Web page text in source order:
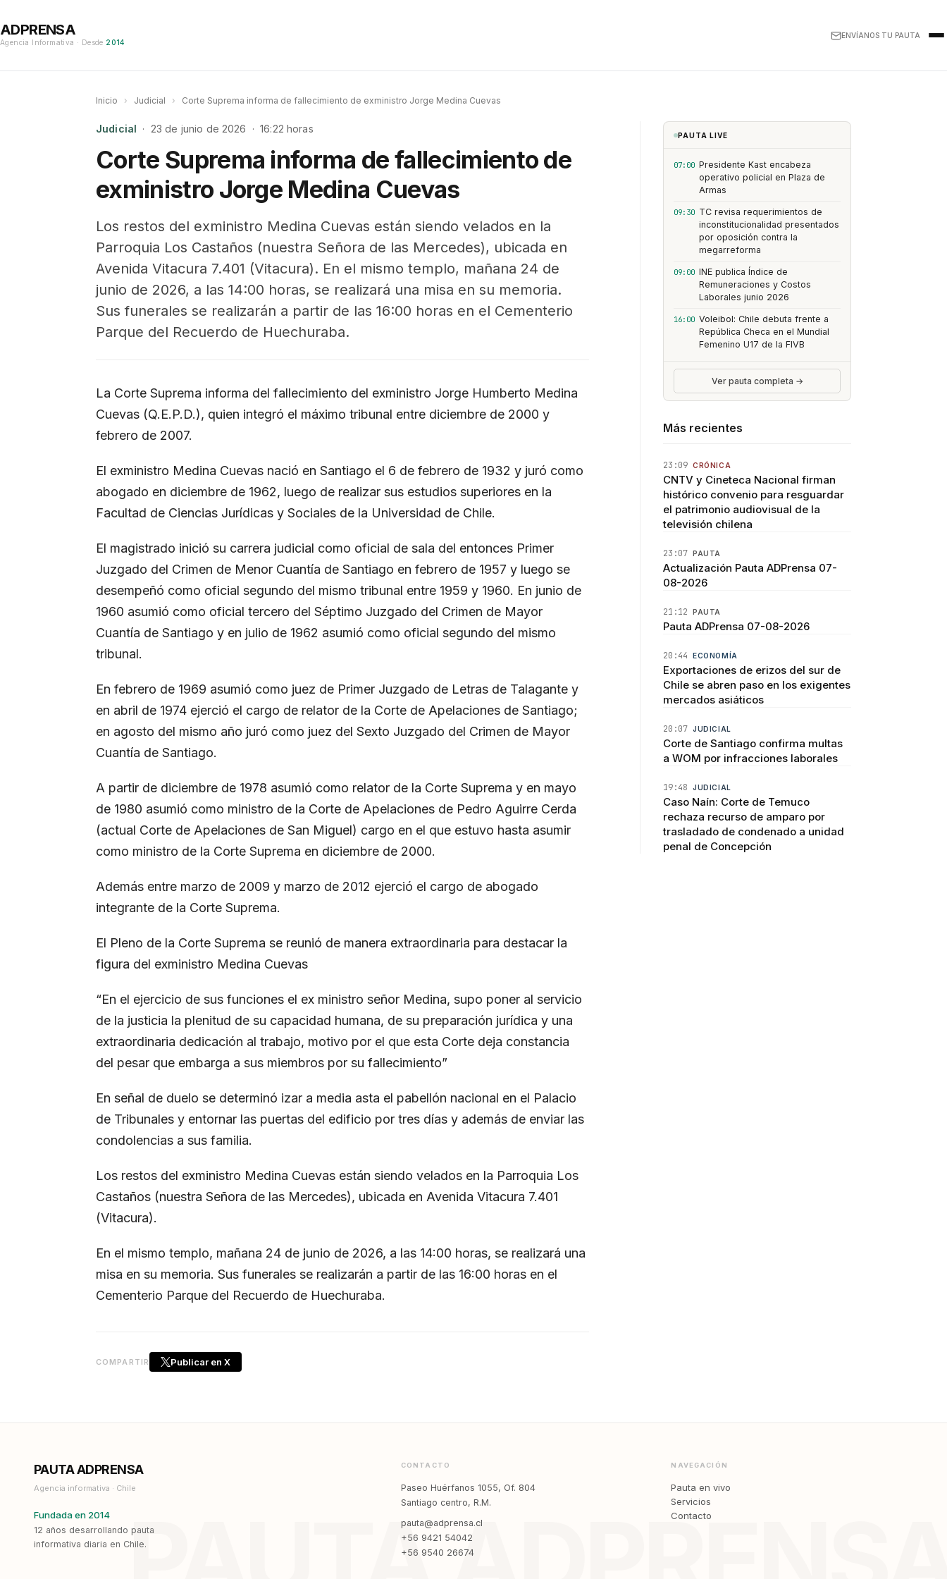
ADPRENSA
Agencia Informativa · Desde 2014
ENVÍANOS TU PAUTA
Inicio › Judicial › Corte Suprema informa de fallecimiento de exministro Jorge Medina Cuevas
Judicial · 23 de junio de 2026 · 16:22 horas
Corte Suprema informa de fallecimiento de
exministro Jorge Medina Cuevas
Los restos del exministro Medina Cuevas están siendo velados en la
Parroquia Los Castaños (nuestra Señora de las Mercedes), ubicada en
Avenida Vitacura 7.401 (Vitacura). En el mismo templo, mañana 24 de
junio de 2026, a las 14:00 horas, se realizará una misa en su memoria.
Sus funerales se realizarán a partir de las 16:00 horas en el Cementerio
Parque del Recuerdo de Huechuraba.
La Corte Suprema informa del fallecimiento del exministro Jorge Humberto Medina
Cuevas (Q.E.P.D.), quien integró el máximo tribunal entre diciembre de 2000 y
febrero de 2007.
El exministro Medina Cuevas nació en Santiago el 6 de febrero de 1932 y juró como
abogado en diciembre de 1962, luego de realizar sus estudios superiores en la
Facultad de Ciencias Jurídicas y Sociales de la Universidad de Chile.
El magistrado inició su carrera judicial como oficial de sala del entonces Primer
Juzgado del Crimen de Menor Cuantía de Santiago en febrero de 1957 y luego se
desempeñó como oficial segundo del mismo tribunal entre 1959 y 1960. En junio de
1960 asumió como oficial tercero del Séptimo Juzgado del Crimen de Mayor
Cuantía de Santiago y en julio de 1962 asumió como oficial segundo del mismo
tribunal.
En febrero de 1969 asumió como juez de Primer Juzgado de Letras de Talagante y
en abril de 1974 ejerció el cargo de relator de la Corte de Apelaciones de Santiago;
en agosto del mismo año juró como juez del Sexto Juzgado del Crimen de Mayor
Cuantía de Santiago.
A partir de diciembre de 1978 asumió como relator de la Corte Suprema y en mayo
de 1980 asumió como ministro de la Corte de Apelaciones de Pedro Aguirre Cerda
(actual Corte de Apelaciones de San Miguel) cargo en el que estuvo hasta asumir
como ministro de la Corte Suprema en diciembre de 2000.
Además entre marzo de 2009 y marzo de 2012 ejerció el cargo de abogado
integrante de la Corte Suprema.
El Pleno de la Corte Suprema se reunió de manera extraordinaria para destacar la
figura del exministro Medina Cuevas
“En el ejercicio de sus funciones el ex ministro señor Medina, supo poner al servicio
de la justicia la plenitud de su capacidad humana, de su preparación jurídica y una
extraordinaria dedicación al trabajo, motivo por el que esta Corte deja constancia
del pesar que embarga a sus miembros por su fallecimiento”
En señal de duelo se determinó izar a media asta el pabellón nacional en el Palacio
de Tribunales y entornar las puertas del edificio por tres días y además de enviar las
condolencias a sus familia.
Los restos del exministro Medina Cuevas están siendo velados en la Parroquia Los
Castaños (nuestra Señora de las Mercedes), ubicada en Avenida Vitacura 7.401
(Vitacura).
En el mismo templo, mañana 24 de junio de 2026, a las 14:00 horas, se realizará una
misa en su memoria. Sus funerales se realizarán a partir de las 16:00 horas en el
Cementerio Parque del Recuerdo de Huechuraba.
COMPARTIR Publicar en X
PAUTA LIVE
07:00 Presidente Kast encabeza
operativo policial en Plaza de
Armas
09:30 TC revisa requerimientos de
inconstitucionalidad presentados
por oposición contra la
megarreforma
09:00 INE publica Índice de
Remuneraciones y Costos
Laborales junio 2026
16:00 Voleibol: Chile debuta frente a
República Checa en el Mundial
Femenino U17 de la FIVB
Ver pauta completa →
Más recientes
23:09 CRÓNICA
CNTV y Cineteca Nacional firman
histórico convenio para resguardar
el patrimonio audiovisual de la
televisión chilena
23:07 PAUTA
Actualización Pauta ADPrensa 07-
08-2026
21:12 PAUTA
Pauta ADPrensa 07-08-2026
20:44 ECONOMÍA
Exportaciones de erizos del sur de
Chile se abren paso en los exigentes
mercados asiáticos
20:07 JUDICIAL
Corte de Santiago confirma multas
a WOM por infracciones laborales
19:48 JUDICIAL
Caso Naín: Corte de Temuco
rechaza recurso de amparo por
trasladado de condenado a unidad
penal de Concepción
PAUTA ADPRENSA
Agencia informativa · Chile
Fundada en 2014
12 años desarrollando pauta
informativa diaria en Chile.
CONTACTO
Paseo Huérfanos 1055, Of. 804
Santiago centro, R.M.
pauta@adprensa.cl
+56 9421 54042
+56 9540 26674
NAVEGACIÓN
Pauta en vivo
Servicios
Contacto